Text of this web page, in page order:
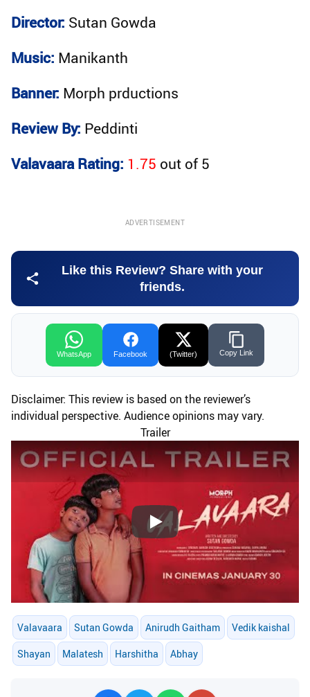
Director: Sutan Gowda
Music: Manikanth
Banner: Morph prductions
Review By: Peddinti
Valavaara Rating: 1.75 out of5
ADVERTISEMENT
Like this Review? Share with your
friends.
WhatsApp Facebook (Twitter) Copy Link
Disclaimer: This review is based on the reviewer’s
individual perspective. Audience opinions may vary.
Trailer
Play
Valavaara Sutan Gowda Anirudh Gaitham Vedik kaishal
Shayan Malatesh Harshitha Abhay